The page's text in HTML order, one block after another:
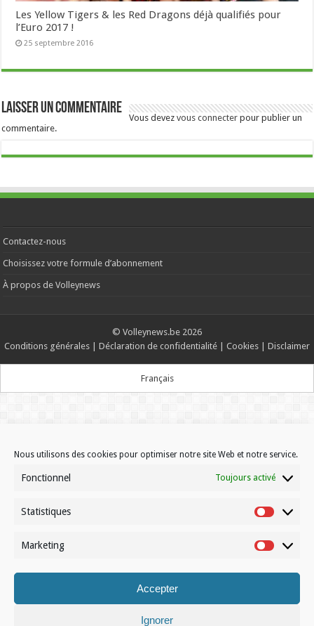
Nous utilisons des cookies pour optimiser notre site Web et notre service.
Fonctionnel Toujours activé
Statistiques
Marketing
Accepter
Ignorer
Les Yellow Tigers & les Red Dragons déjà qualifiés pour
l’Euro 2017 !
25 septembre 2016
Laisser un commentaire
Vous devezvous connecter pour publier un
commentaire.
Contactez-nous
Choisissez votre formule d’abonnement
À propos de Volleynews
© Volleynews.be 2026
Conditions générales
Déclaration de confidentialité Cookies Disclaimer
Français